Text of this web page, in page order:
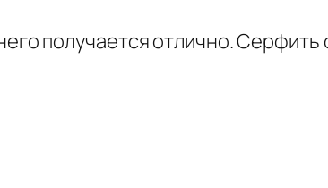
получается отлично.